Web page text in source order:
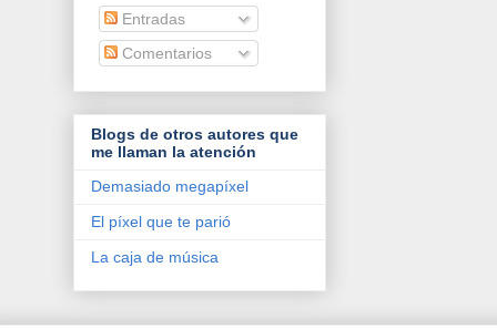
Entradas
Comentarios
Blogs de otros autores que
me llaman la atención
Demasiado megapíxel
El píxel que te parió
La caja de música